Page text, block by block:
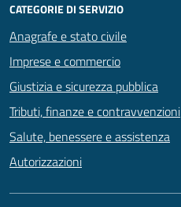
CATEGORIE DI SERVIZIO
Anagrafe e stato civile
Imprese e commercio
Giustizia e sicurezza pubblica
Tributi, finanze e contravvenzioni
Salute, benessere e assistenza
Autorizzazioni